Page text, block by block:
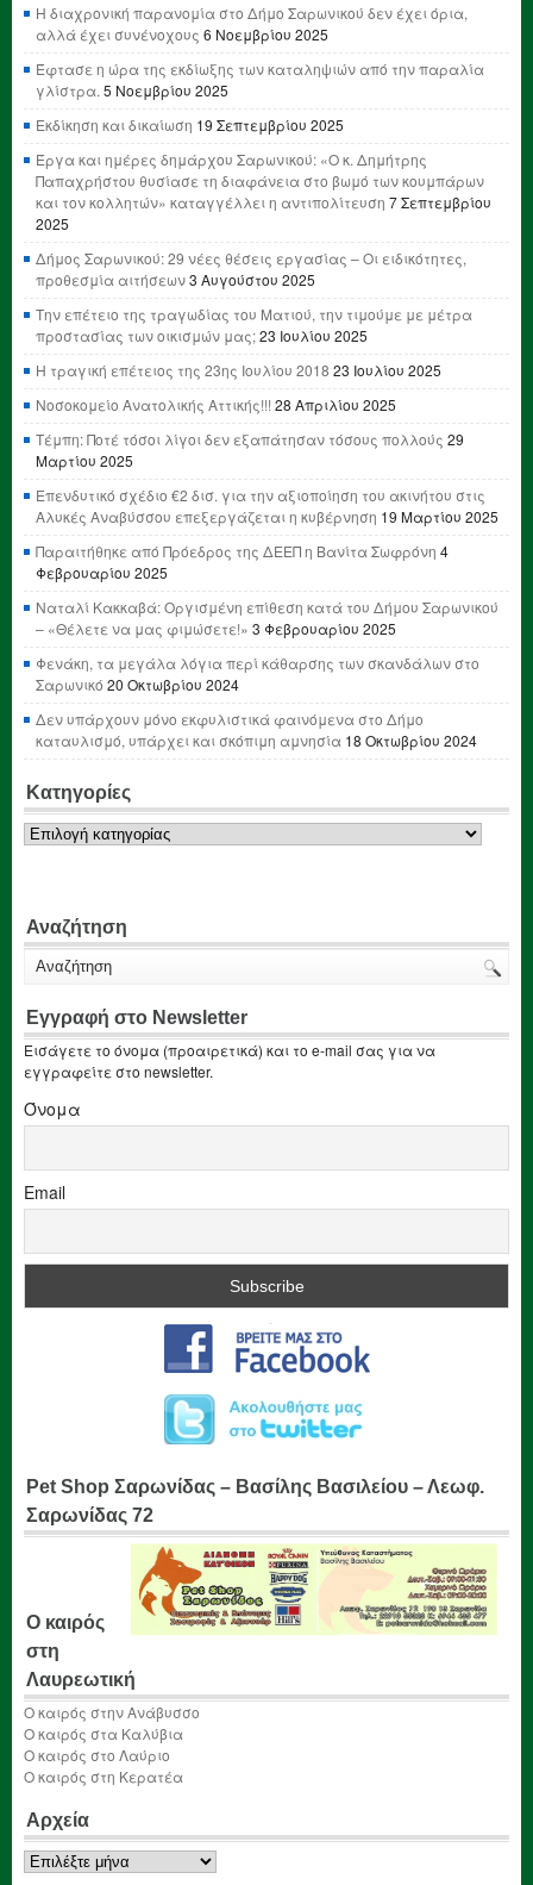
Η διαχρονική παρανομία στο Δήμο Σαρωνικού δεν έχει όρια,
αλλά έχει συνένοχους 6 Νοεμβρίου 2025
Έφτασε η ώρα της εκδίωξης των καταληψιών από την παραλία
γλίστρα. 5 Νοεμβρίου 2025
Εκδίκηση και δικαίωση 19 Σεπτεμβρίου 2025
Έργα και ημέρες δημάρχου Σαρωνικού: «Ο κ. Δημήτρης
Παπαχρήστου θυσίασε τη διαφάνεια στο βωμό των κουμπάρων
και τον κολλητών» καταγγέλλει η αντιπολίτευση 7 Σεπτεμβρίου
2025
Δήμος Σαρωνικού: 29 νέες θέσεις εργασίας – Οι ειδικότητες,
προθεσμία αιτήσεων3 Αυγούστου 2025
Την επέτειο της τραγωδίας του Ματιού, την τιμούμε με μέτρα
προστασίας των οικισμών μας;23 Ιουλίου 2025
Η τραγική επέτειος της 23ης Ιουλίου 2018 23 Ιουλίου 2025
Νοσοκομείο Ανατολικής Αττικής!!! 28 Απριλίου 2025
Τέμπη: Ποτέ τόσοι λίγοι δεν εξαπάτησαν τόσους πολλούς 29
Μαρτίου 2025
Επενδυτικό σχέδιο €2 δισ. για την αξιοποίηση του ακινήτου στις
Αλυκές Αναβύσσου επεξεργάζεται η κυβέρνηση 19 Μαρτίου 2025
Παραιτήθηκε από Πρόεδρος της ΔΕΕΠ η Βανίτα Σωφρόνη 4
Φεβρουαρίου 2025
Ναταλί Κακκαβά: Οργισμένη επίθεση κατά του Δήμου Σαρωνικού
– «Θέλετε να μας φιμώσετε!» 3 Φεβρουαρίου 2025
Φενάκη, τα μεγάλα λόγια περί κάθαρσης των σκανδάλων στο
Σαρωνικό 20 Οκτωβρίου 2024
Δεν υπάρχουν μόνο εκφυλιστικά φαινόμενα στο Δήμο
καταυλισμό, υπάρχει και σκόπιμη αμνησία 18 Οκτωβρίου 2024
Κατηγορίες
Κατηγορίες
Αναζήτηση
Εγγραφή στο Newsletter
Εισάγετε το όνομα (προαιρετικά) και το e-mail σας για να
εγγραφείτε στο newsletter.
Όνομα
Email
Pet Shop Σαρωνίδας – Βασίλης Βασιλείου – Λεωφ.
Σαρωνίδας 72
Ο καιρός
στη
Λαυρεωτική
Ο καιρός στην Ανάβυσσο
Ο καιρός στα Καλύβια
Ο καιρός στο Λαύριο
Ο καιρός στη Κερατέα
Αρχεία
Αρχεία